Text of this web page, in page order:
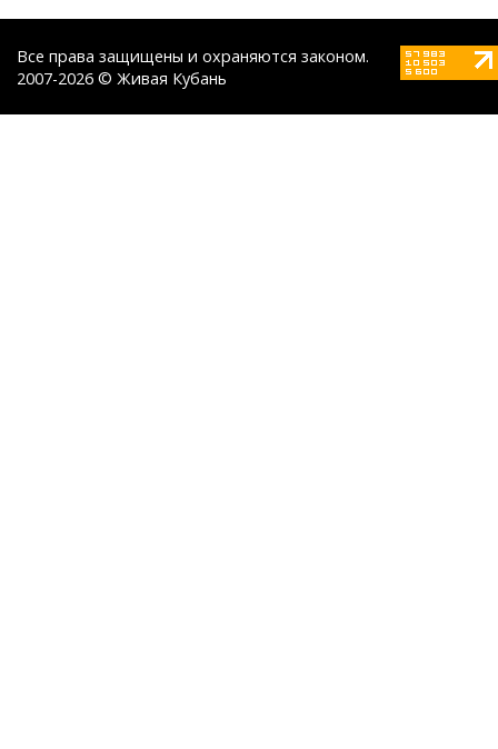
Все права защищены и охраняются законом.
2007-2026 © Живая Кубань